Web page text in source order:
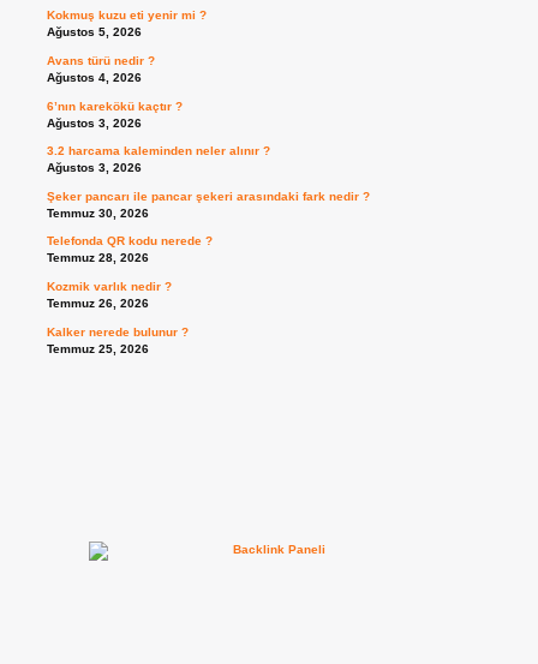
Kokmuş kuzu eti yenir mi ?
Ağustos 5, 2026
Avans türü nedir ?
Ağustos 4, 2026
6’nın karekökü kaçtır ?
Ağustos 3, 2026
3.2 harcama kaleminden neler alınır ?
Ağustos 3, 2026
Şeker pancarı ile pancar şekeri arasındaki fark nedir ?
Temmuz 30, 2026
Telefonda QR kodu nerede ?
Temmuz 28, 2026
Kozmik varlık nedir ?
Temmuz 26, 2026
Kalker nerede bulunur ?
Temmuz 25, 2026